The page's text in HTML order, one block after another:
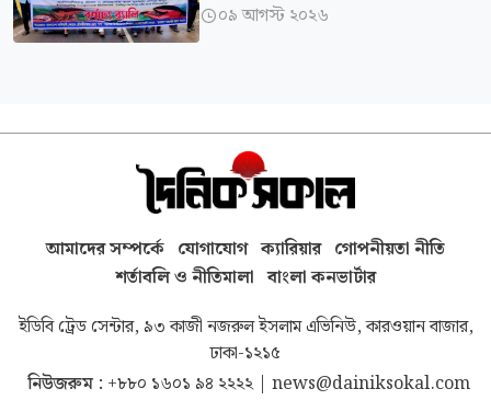
০৯ আগস্ট ২০২৬
আমাদের সম্পর্কে যোগাযোগ ক্যারিয়ার গোপনীয়তা নীতি
শর্তাবলি ও নীতিমালা বাংলা কনভার্টার
ইডিবি ট্রেড সেন্টার, ৯৩ কাজী নজরুল ইসলাম এভিনিউ, কারওয়ান বাজার,
ঢাকা-১২১৫
নিউজরুম : +৮৮০ ১৬০১ ৯৪ ২২২২| news@dainiksokal.com